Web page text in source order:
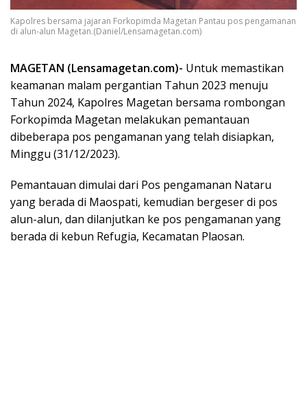
Kapolres bersama jajaran Forkopimda Magetan Pantau pos pengamanan
di alun-alun Magetan.(Daniel/Lensamagetan.com)
MAGETAN (Lensamagetan.com)- Untuk memastikan
keamanan malam pergantian Tahun 2023 menuju
Tahun 2024, Kapolres Magetan bersama rombongan
Forkopimda Magetan melakukan pemantauan
dibeberapa pos pengamanan yang telah disiapkan,
Minggu (31/12/2023).
Pemantauan dimulai dari Pos pengamanan Nataru
yang berada di Maospati, kemudian bergeser di pos
alun-alun, dan dilanjutkan ke pos pengamanan yang
berada di kebun Refugia, Kecamatan Plaosan.